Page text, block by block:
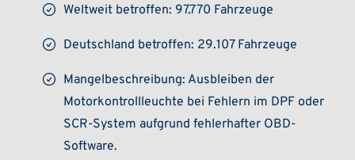
Weltweit betroffen: 97.770 Fahrzeuge
Deutschland betroffen: 29.107 Fahrzeuge
Mangelbeschreibung: Ausbleiben der
Motorkontrollleuchte bei Fehlern im DPF oder
SCR-System aufgrund fehlerhafter OBD-
Software.